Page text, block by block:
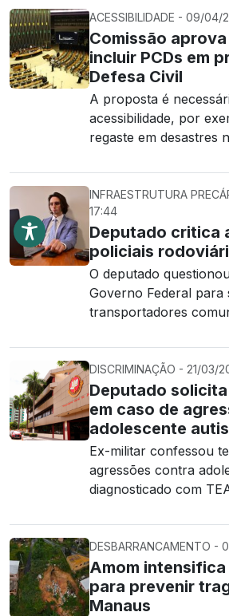
ACESSIBILIDADE - 09/04/
Comissão
incluir PCDs em
Defesa Civil
A proposta é
acessibilidade, por
regaste em desastres
INFRAESTRUTURA
17:44
Deputado critica
policiais
O deputado
Governo Federal para
transportadores
DISCRIMINAÇÃO - 21/03/
Deputado
em caso de
adolescente
Ex-militar confessou
agressões contra
diagnosticado com
DESBARRANCAMENTO -
Amom
para prevenir
Manaus